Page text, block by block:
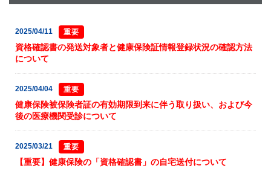
2025/04/11 重要
資格確認書の発送対象者と健康保険証情報登録状況の確認方法
について
2025/04/04 重要
健康保険被保険者証の有効期限到来に伴う取り扱い、および今
後の医療機関受診について
2025/03/21 重要
【重要】健康保険の「資格確認書」の自宅送付について